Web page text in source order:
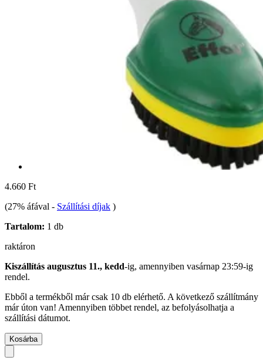
4.660 Ft
(27% áfával - Szállítási díjak )
Tartalom: 1 db
raktáron
Kiszállítás augusztus 11., kedd-ig, amennyiben vasárnap 23:59-ig
rendel.
Ebből a termékből már csak 10 db elérhető. A következő szállítmány
már úton van! Amennyiben többet rendel, az befolyásolhatja a
szállítási dátumot.
Kosárba